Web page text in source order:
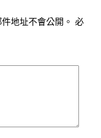
地址不會公開。 必